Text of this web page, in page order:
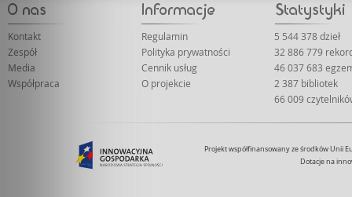
Kontakt
Zespół
Media
Współpraca
Regulamin
Polityka prywatności
Cennik usług
O projekcie
5 544 378 dzieł
32 886 779
46 037 683
2 387 bibliotek
66 009
Projekt współfinansowany ze środków Unii
Dotacje na